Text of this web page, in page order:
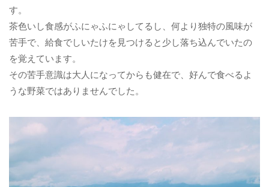
す。
茶色いし食感がふにゃふにゃしてるし、何より独特の風味が
苦手で、給食でしいたけを見つけると少し落ち込んでいたの
を覚えています。
その苦手意識は大人になってからも健在で、好んで食べるよ
うな野菜ではありませんでした。